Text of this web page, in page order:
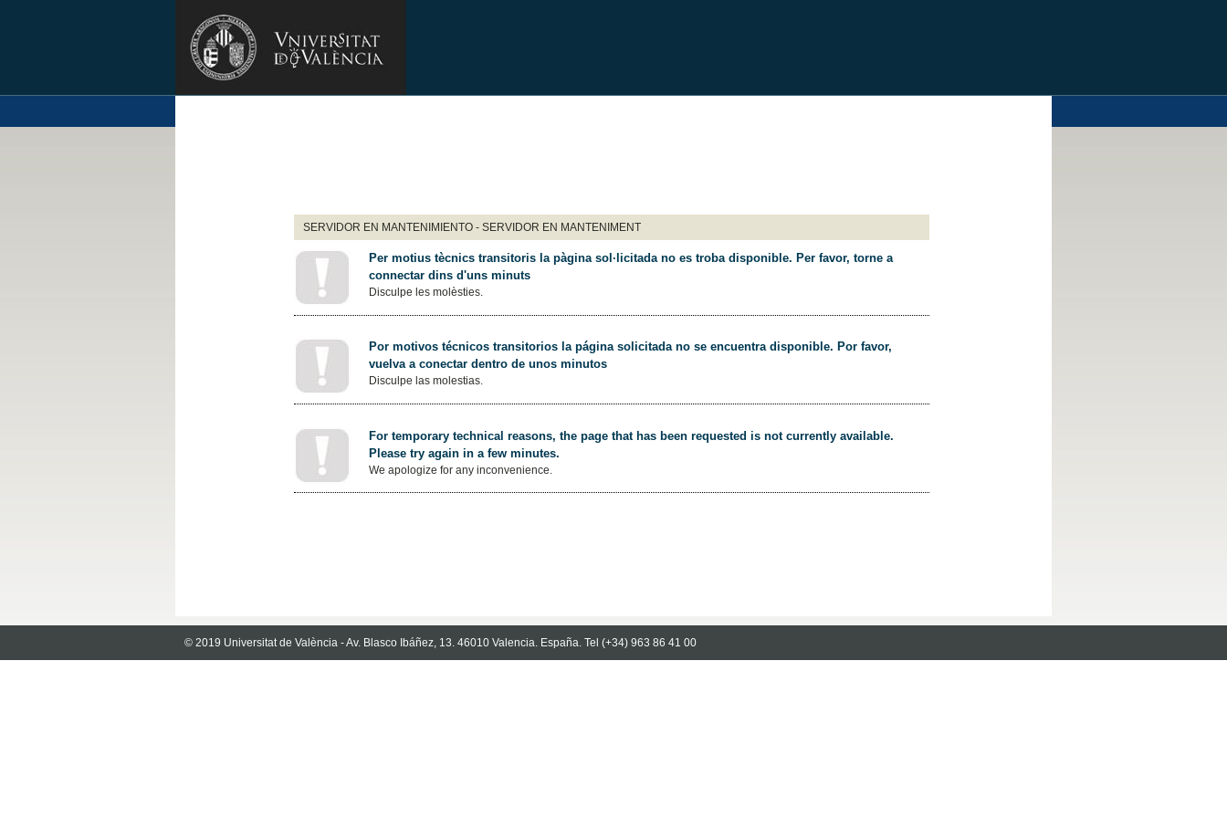
SERVIDOR EN MANTENIMIENTO - SERVIDOR EN MANTENIMENT
Per motius tècnics transitoris la pàgina sol·licitada no es troba disponible. Per favor, torne a
connectar dins d'uns minuts
Disculpe les molèsties.
Por motivos técnicos transitorios la página solicitada no se encuentra disponible. Por favor,
vuelva a conectar dentro de unos minutos
Disculpe las molestias.
For temporary technical reasons, the page that has been requested is not currently available.
Please try again in a few minutes.
We apologize for any inconvenience.
© 2019 Universitat de València - Av. Blasco Ibáñez, 13. 46010 Valencia. España. Tel (+34) 963 86 41 00